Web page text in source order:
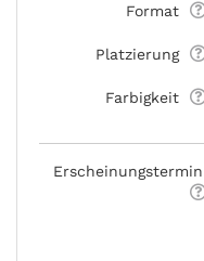
Format
Platzierung
Farbigkeit
Erscheinungstermin